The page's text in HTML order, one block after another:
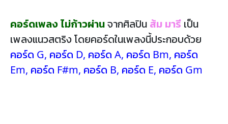
คอร์ดเพลง ไม่ก้าวผ่านจากศิลปิน ส้ม มารี เป็น
เพลงแนวสตริง โดยคอร์ดในเพลงนี้ประกอบด้วย
คอร์ด G, คอร์ด D, คอร์ด A, คอร์ด Bm, คอร์ด
Em, คอร์ด F#m, คอร์ด B, คอร์ด E, คอร์ด Gm